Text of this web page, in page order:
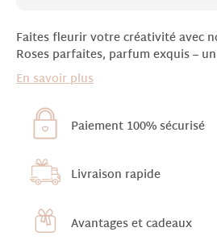
Faites fleurir votre créativité avec
Roses parfaites, parfum exquis –
En savoir plus
Paiement 100% sécurisé
Livraison rapide
Avantages et cadeaux